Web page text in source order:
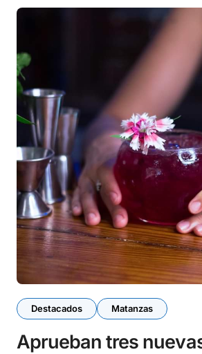
Destacados Matanzas
Aprueban tres